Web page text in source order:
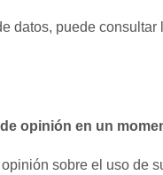
datos, puede
opinión en un
sobre el uso de